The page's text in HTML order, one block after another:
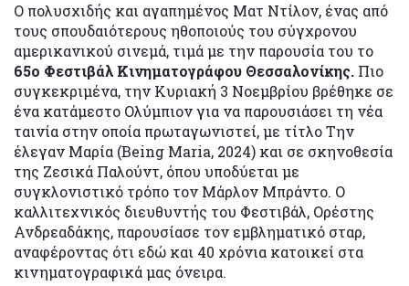
O πολυσχιδής και αγαπημένος Ματ Ντίλον, ένας από
τους σπουδαιότερους ηθοποιούς του σύγχρονου
αμερικανικού σινεμά, τιμά με την παρουσία του το
65ο Φεστιβάλ Κινηματογράφου Θεσσαλονίκης. Πιο
συγκεκριμένα, την Κυριακή 3 Νοεμβρίου βρέθηκε σε
ένα κατάμεστο Ολύμπιον για να παρουσιάσει τη νέα
ταινία στην οποία πρωταγωνιστεί, με τίτλο Την
έλεγαν Μαρία (Being Maria, 2024) και σε σκηνοθεσία
της Ζεσικά Παλούντ, όπου υποδύεται με
συγκλονιστικό τρόπο τον Μάρλον Μπράντο. Ο
καλλιτεχνικός διευθυντής του Φεστιβάλ, Ορέστης
Ανδρεαδάκης, παρουσίασε τον εμβληματικό σταρ,
αναφέροντας ότι εδώ και 40 χρόνια κατοικεί στα
κινηματογραφικά μας όνειρα.